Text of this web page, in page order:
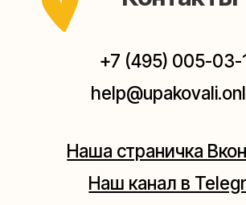
(как пройти)
Мастерская на Плющихе
+7 (980) 495-03-13